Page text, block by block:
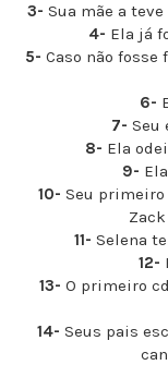
3- Sua mãe a
4- Ela já
5- Caso não
6-
7- Seu
8- Ela
9-
10- Seu primeiro
Zack
11- Selena
12-
13- O primeiro
14- Seus pais